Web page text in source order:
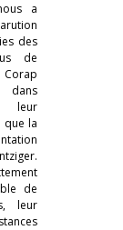
a
des
de
dans
leur
que la
de
leur